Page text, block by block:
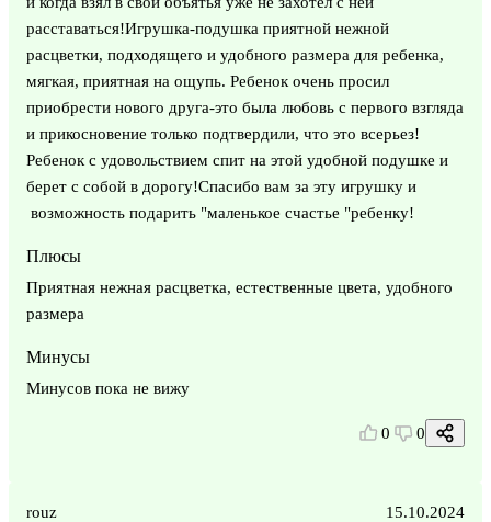
расставаться!Игрушка-подушка приятной нежной
расцветки, подходящего и удобного размера для ребенка,
мягкая, приятная на ощупь. Ребенок очень просил
приобрести нового друга-это была любовь с первого взгляда
и прикосновение только подтвердили, что это всерьез!
Ребенок с удовольствием спит на этой удобной подушке и
берет с собой в дорогу!Спасибо вам за эту игрушку и
возможность подарить "маленькое счастье "ребенку!
Плюсы
Приятная нежная расцветка, естественные цвета, удобного
размера
Минусы
Минусов пока не вижу
0 0
rouz 15.10.2024